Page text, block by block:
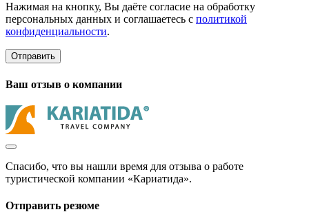
Нажимая на кнопку, Вы даёте согласие на обработку
персональных данных и соглашаетесь с политикой
конфиденциальности.
Отправить
Ваш отзыв о компании
Спасибо, что вы нашли время для отзыва о работе
туристической компании «Кариатида».
Отправить резюме